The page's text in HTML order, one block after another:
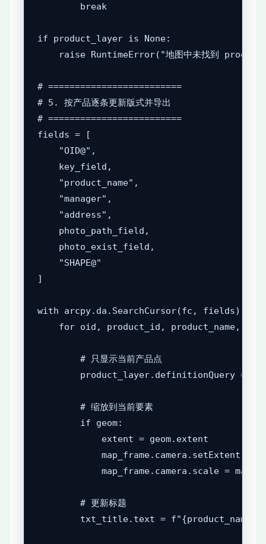
        break
if product_layer is None:
raise RuntimeError("地图中未找到
# =========================
# 5. 按产品逐条更新版式并导出
# =========================
fields = [
    "OID@",
    key_field,
    "product_name",
    "manager",
    "address",
    photo_path_field,
    photo_exist_field,
    "SHAPE@"
]
with arcpy.da.SearchCursor(fc, fields) as
for oid, product_id, product_name,
        # 只显示当前产品点
product_layer.definitionQuery =
        # 缩放到当前要素
        if geom:
            extent = geom.extent
map_frame.camera.scale =
        # 更新标题
txt_title.text = f"{product_name}